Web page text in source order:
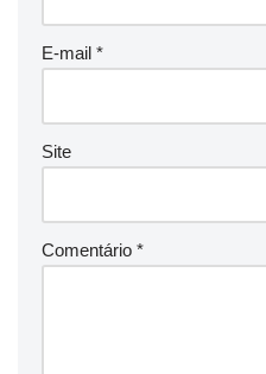
E-mail *
Site
Comentário *